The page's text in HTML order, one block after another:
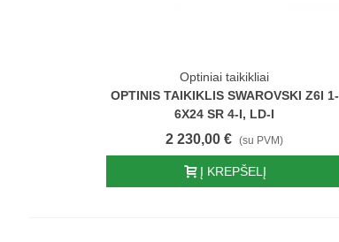
Optiniai taikikliai
OPTINIS TAIKIKLIS SWAROVSKI Z6I 1-
6X24 SR 4-I, LD-I
2 230,00 € (su PVM)
Į KREPŠELĮ